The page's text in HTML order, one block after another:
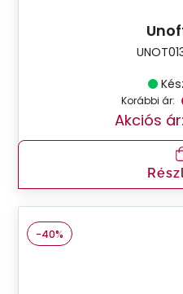
Korábbi ár:
Akciós ár:
-40%